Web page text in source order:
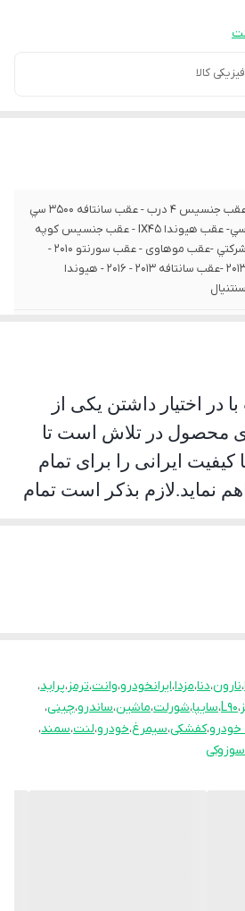
کالا
عقب جنسيس 4 درب - عقب سانتافه 3500 سي
سي- عقب هيوندا IX45 - عقب جنسيس کوپه
شرکتي -عقب موهاوی - عقب سورنتو 2010 -
2013 -عقب سانتافه 2013 - 2016 - هيوندا
سنتنيال
در اختیار داشتن یکی از
محصول در تلاش است تا
کیفیت ایرانی را برای تمام
نماید.لازم بذکر است تمام
جدید محصول فوق را با نام
جلب رضایت حداکثری
طوری پیمایش و عمر مفید
در زمان استفاده به هیچ
و از همه مهمتر اینکه
،نارون،دنا،مزدا،ایرانخودرو،وانت،ترمز،پراید،
،L90،سایپا،شورلت،ماشین،ساندرو،چینی،
خودرو،کفشکی،سیمرغ،خودرو،لنت،سمند،
سوزوکی